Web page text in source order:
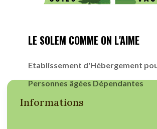
LE SOLEM COMME ON L'AIME
Etablissement d'Hébergement
Personnes âgées Dépendantes
Informations